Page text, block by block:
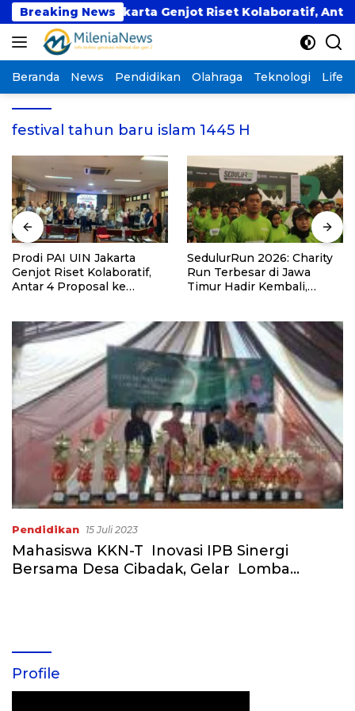
Langsung
ke
konten
Breaking News
PAI UIN Jakarta Genjot Riset Kolaboratif, Antar 4
Beranda News Pendidikan Olahraga Teknologi
festival tahun baru islam 1445 H
Prodi PAI UIN Jakarta
Genjot Riset Kolaboratif,
Antar 4 Proposal ke
SedulurRun 2026: Charity
Run Terbesar di Jawa
Timur Hadir Kembali,
Santri dan Guru Honorer
Pendidikan 15 Juli 2023
Mahasiswa KKN-T Inovasi IPB Sinergi
Bersama Desa Cibadak, Gelar Lomba
Profile